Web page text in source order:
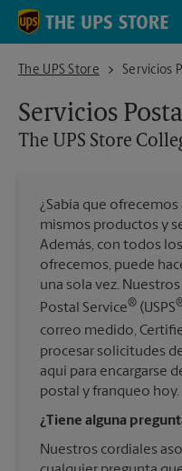
Skip to content
Return to Nav
The UPS Store
The UPS Store CollegeServicios
Servicios
The UPS Store
¿Sabía que
mismos productos y
Además, con todos
ofrecemos, puede
una sola vez.
Postal Service® (USPS
correo medido,
procesar solicitudes
aquí para encargarse
postal y franqueo hoy.
¿Tiene alguna
Nuestros cordiales